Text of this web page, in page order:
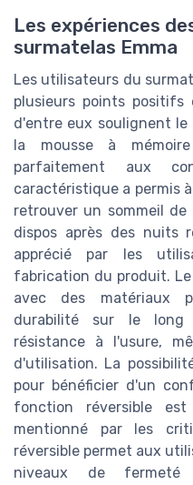
Les expériences
surmatelas Emma
Les utilisateurs du
plusieurs points positifs
d'entre eux soulignent
la mousse à
parfaitement aux
caractéristique a permis
retrouver un sommeil
dispos après des nuits
apprécié par les
fabrication du produit.
avec des matériaux
durabilité sur le
résistance à l'usure,
d'utilisation. La
pour bénéficier d'un
fonction réversible
mentionné par les
réversible permet aux
niveaux de fermeté